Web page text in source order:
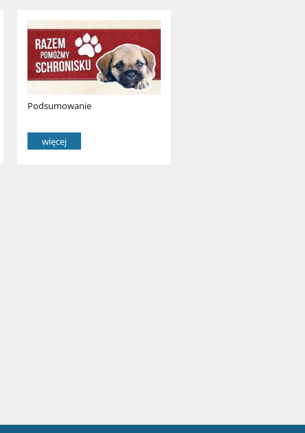
Podsumowanie
więcej